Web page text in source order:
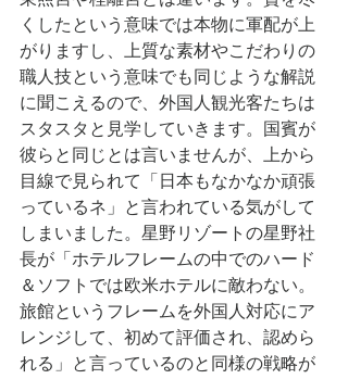
くしたという意味では本物に軍配が上
がりますし、上質な素材やこだわりの
職人技という意味でも同じような解説
に聞こえるので、外国人観光客たちは
スタスタと見学していきます。国賓が
彼らと同じとは言いませんが、上から
目線で見られて「日本もなかなか頑張
っているネ」と言われている気がして
しまいました。星野リゾートの星野社
長が「ホテルフレームの中でのハード
＆ソフトでは欧米ホテルに敵わない。
旅館というフレームを外国人対応にア
レンジして、初めて評価され、認めら
れる」と言っているのと同様の戦略が